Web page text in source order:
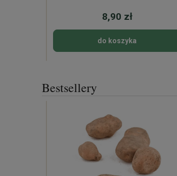
8,90 zł
do koszyka
Bestsellery